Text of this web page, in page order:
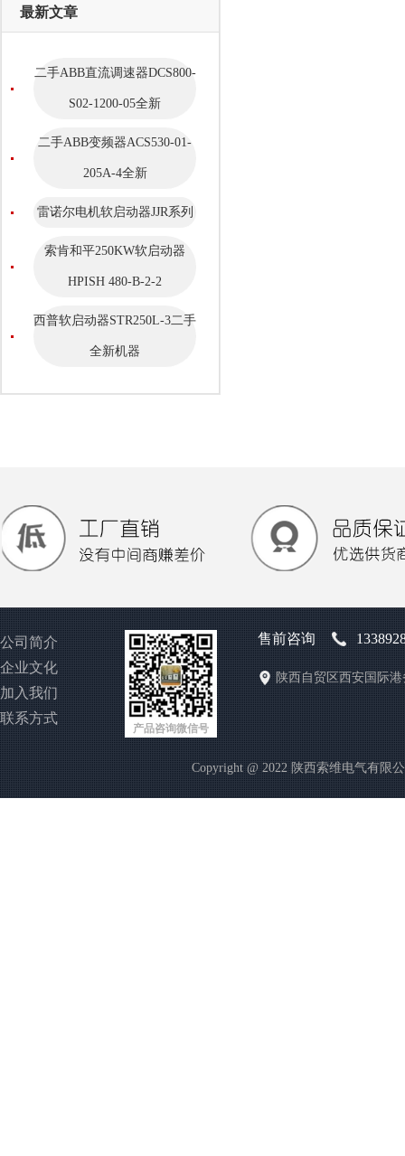
最新文章
二手ABB直流调速器DCS800-
S02-1200-05全新
二手ABB变频器ACS530-01-
205A-4全新
雷诺尔电机软启动器JJR系列
索肯和平250KW软启动器
HPISH 480-B-2-2
西普软启动器STR250L-3二手
全新机器
公司简介
企业文化
加入我们
联系方式
产品咨询微信号
售前咨询
陕西自贸区西安国际
Copyright @ 2022 陕西索维电气有限